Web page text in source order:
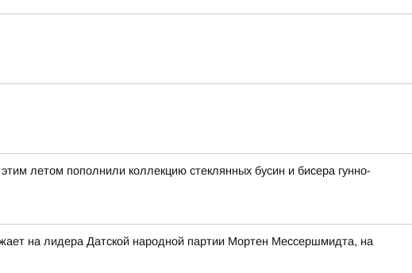
летом пополнили коллекцию стеклянных бусин и бисера гунно-
на лидера Датской народной партии Мортен Мессершмидта, на